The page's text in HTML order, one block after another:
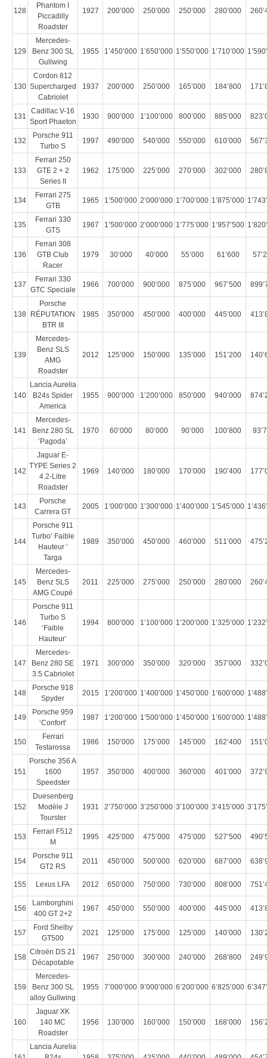
128
Phantom I
Piccadilly
Roadster
1927 200’000 250’000 250’000 280’000
129
Mercedes-
Benz 300 SL
Gullwing
1955 1’450’000 1’650’000 1’550’000 1’710’000
130
Cordon 812
Supercharged
Cabriolet
1937 200’000 250’000 165’000 184’800
131
Cadillac V-16
Sport Phaeton
1930 900’000 1’100’000 800’000 885’000
132
Porsche 911
Turbo S
1997 490’000 540’000 550’000 610’000
133
Ferrari 250
GTE 2 + 2
Series II
1962 175’000 225’000 270’000 302’000
134
Ferrari 275
GTB
1965 1’500’000 2’000’000 1’700’000 1’875’000
135
Ferrari 330
GTS
1967 1’500’000 2’000’000 1’775’000 1’957’500
136
Ferrari 308
GTB Club
Racer
1979 30’000 40’000 55’000 61’600
137
Ferrari 330
GTC Speciale
1966 700’000 900’000 875’000 967’500
138
Porsche
RÉPUTATION
BTR III
1985 350’000 450’000 400’000 445’000
139
Mercedes-
Benz SLS
AMG
Roadster
2012 125’000 150’000 135’000 151’200
140
Lancia Aurelia
B24s Spider
America
1955 900’000 1’200’000 850’000 940’000
141
Mercedes-
Benz 280 SL
‘Pagoda’
1970 60’000 80’000 90’000 100’800
142
Jaguar E-
TYPE Series 2
4.2-Litre
Roadster
1969 140’000 180’000 170’000 190’400
143
Porsche
Carrera GT
2005 1’000’000 1’300’000 1’400’000 1’545’000
144
Porsche 911
Turbo’ Faible
Hauteur ‘
Targa
1989 350’000 450’000 460’000 511’000
145
Mercedes-
Benz SLS
AMG Coupé
2011 225’000 275’000 250’000 280’000
146
Porsche 911
Turbo S
‘Faible
Hauteur’
1994 800’000 1’100’000 1’200’000 1’325’000
147
Mercedes-
Benz 280 SE
3.5 Cabriolet
1971 300’000 350’000 320’000 357’000
148
Porsche 918
Spyder
2015 1’200’000 1’400’000 1’450’000 1’600’000
149
Porsche 959
‘Confort’
1987 1’200’000 1’500’000 1’450’000 1’600’000
150
Ferrari
Testarossa
1986 150’000 175’000 145’000 162’400
151
Porsche 356 A
1600
Speedster
1957 350’000 400’000 360’000 401’000
152
Duesenberg
Modèle J
Tourster
1931 2’750’000 3’250’000 3’100’000 3’415’000
153
Ferrari F512
M
1995 425’000 475’000 475’000 527’500
154
Porsche 911
GT2 RS
2011 450’000 500’000 620’000 687’000
155 Lexus LFA 2012 650’000 750’000 730’000 808’000
156
Lamborghini
400 GT 2+2
1967 450’000 550’000 400’000 445’000
157
Ford Shelby
GT500
2021 125’000 175’000 125’000 140’000
158
Citroën DS 21
Décapotable
1967 250’000 300’000 240’000 268’800
159
Mercedes-
Benz 300 SL
alloy Gullwing
1955 7’000’000 9’000’000 6’200’000 6’825’000
160
Jaguar XK
140 MC
Roadster
1956 130’000 160’000 150’000 168’000
Lancia Aurelia